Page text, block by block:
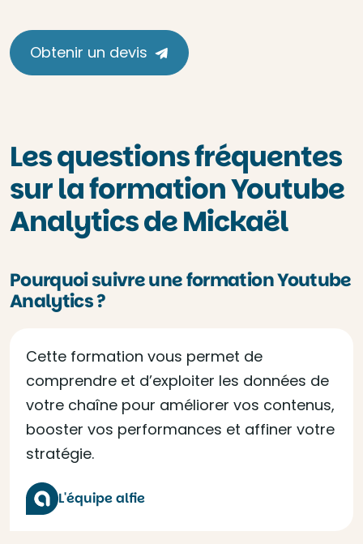
Obtenir un devis
Les questions fréquentes
sur la formation Youtube
Analytics de Mickaël
Pourquoi suivre une formation Youtube
Analytics ?
Cette formation vous permet de
comprendre et d’exploiter les données de
votre chaîne pour améliorer vos contenus,
booster vos performances et affiner votre
stratégie.
L'équipe alfie